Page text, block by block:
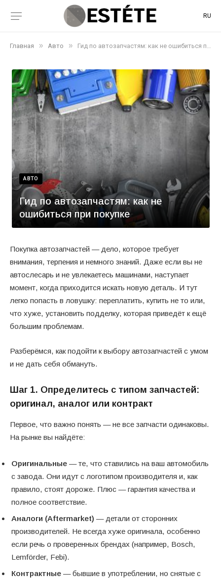
RU
Главная » Авто » Гид по автозапчастям: как не ошибиться при покупке
АВТО
Гид по автозапчастям: как не
ошибиться при покупке
Покупка автозапчастей — дело, которое требует
внимания, терпения и немного знаний. Даже если вы не
автослесарь и не увлекаетесь машинами, наступает
момент, когда приходится искать новую деталь. И тут
легко попасть в ловушку: переплатить, купить не то или,
что хуже, установить подделку, которая приведёт к ещё
большим проблемам.
Разберёмся, как подойти к выбору автозапчастей с умом
и не дать себя обмануть.
Шаг 1. Определитесь с типом запчастей:
оригинал, аналог или контракт
Первое, что важно понять — не все запчасти одинаковы.
На рынке вы найдёте:
Оригинальные — те, что ставились на ваш автомобиль
с завода. Они идут с логотипом производителя и, как
правило, стоят дороже. Плюс — гарантия качества и
полное соответствие.
Аналоги (Aftermarket) — детали от сторонних
производителей. Не всегда хуже оригинала, особенно
если речь о проверенных брендах (например, Bosch,
Lemförder, Febi).
Контрактные — бывшие в употреблении, но снятые с